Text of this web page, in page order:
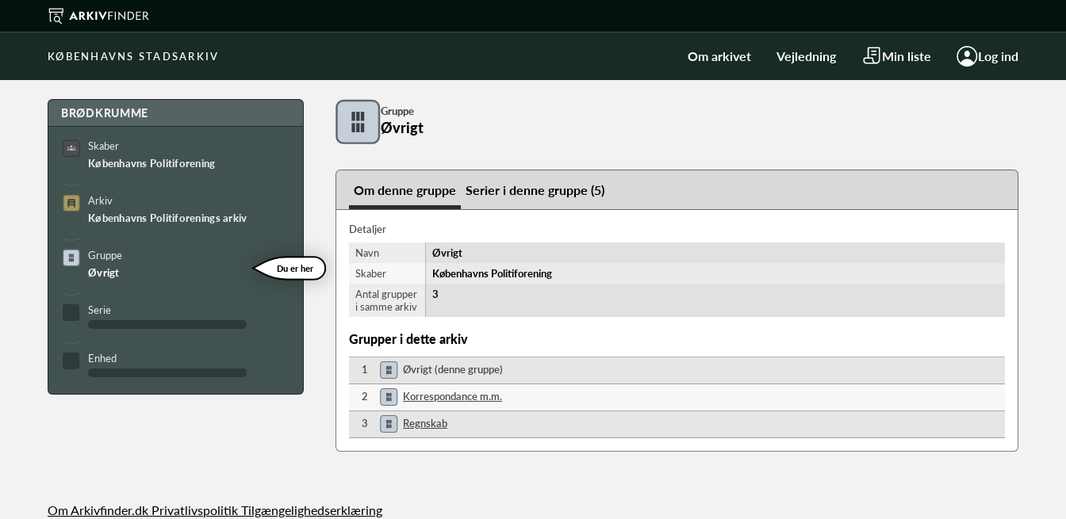
KØBENHAVNS STADSARKIV Om arkivet Vejledning Min liste Log ind
BRØDKRUMME
Skaber
Københavns Politiforening
Arkiv
Københavns Politiforenings arkiv
Gruppe
Øvrigt
Du er her
Serie
Enhed
Gruppe
Øvrigt
Om denne gruppe Serier i denne gruppe (5)
Detaljer
Navn
Øvrigt
Skaber
Københavns Politiforening
Antal grupper
i samme arkiv
3
Grupper i dette arkiv
1 Øvrigt (denne gruppe)
2 Korrespondance m.m.
3 Regnskab
Om Arkivfinder.dk Privatlivspolitik Tilgængelighedserklæring